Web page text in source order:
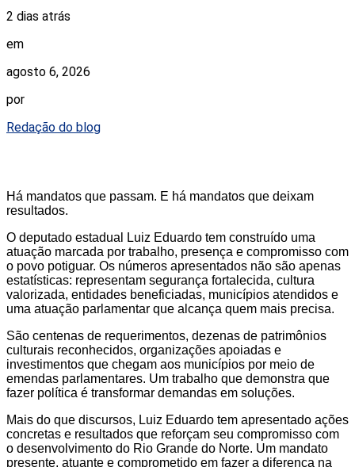
2 dias atrás
em
agosto 6, 2026
por
Redação do blog
Há mandatos que passam. E há mandatos que deixam
resultados.
O deputado estadual Luiz Eduardo tem construído uma
atuação marcada por trabalho, presença e compromisso com
o povo potiguar. Os números apresentados não são apenas
estatísticas: representam segurança fortalecida, cultura
valorizada, entidades beneficiadas, municípios atendidos e
uma atuação parlamentar que alcança quem mais precisa.
São centenas de requerimentos, dezenas de patrimônios
culturais reconhecidos, organizações apoiadas e
investimentos que chegam aos municípios por meio de
emendas parlamentares. Um trabalho que demonstra que
fazer política é transformar demandas em soluções.
Mais do que discursos, Luiz Eduardo tem apresentado ações
concretas e resultados que reforçam seu compromisso com
o desenvolvimento do Rio Grande do Norte. Um mandato
presente, atuante e comprometido em fazer a diferença na